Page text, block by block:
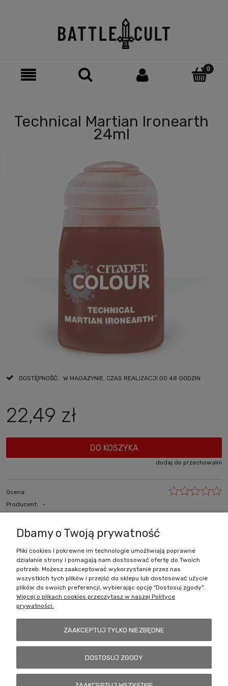
Technical Martian Ironearth
24ml
DOSTĘPNOŚĆ: W MAGAZYNIE, CZAS REALIZACJI DO 48 GODZIN
22,49 zł
DO KOSZYKA
dodaj do przechowalni
Ocena:
Producent:
-
Zakupy
Pomoc
Dbamy o Twoją prywatność
Pliki cookies i pokrewne im technologie umożliwiają poprawne
działanie strony i pomagają nam dostosować ofertę do Twoich
potrzeb. Możesz zaakceptować wykorzystanie przez nas
wszystkich tych plików i przejść do sklepu lub dostosować użycie
plików do swoich preferencji, wybierając opcję "Dostosuj zgody".
Więcej o plikach cookies przeczytasz w naszej Polityce
prywatności.
ZAAKCEPTUJ TYLKO NIEZBĘDNE
DOSTOSUJ ZGODY